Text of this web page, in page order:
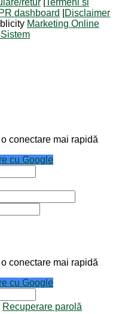
retur
Termeni si
dashboard
Disclaimer
Marketing Online
conectare mai rapidă
cu Google
conectare mai rapidă
cu Google
Recuperare parolă